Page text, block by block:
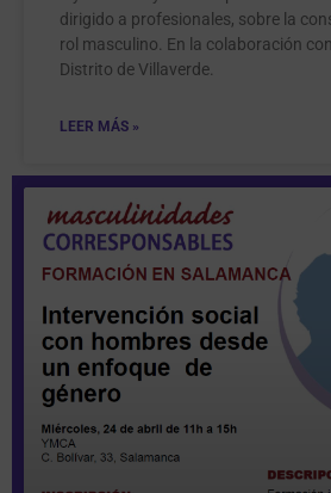
dirigido a profesionales, sobre la
rol masculino. En la colaboración
Distrito de Villaverde.
LEER MÁS »
Página